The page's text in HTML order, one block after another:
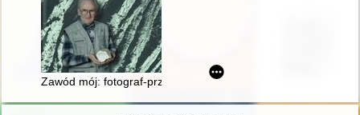
Zawód mój: fotograf-przyrodnik : życie, praca, twórczość